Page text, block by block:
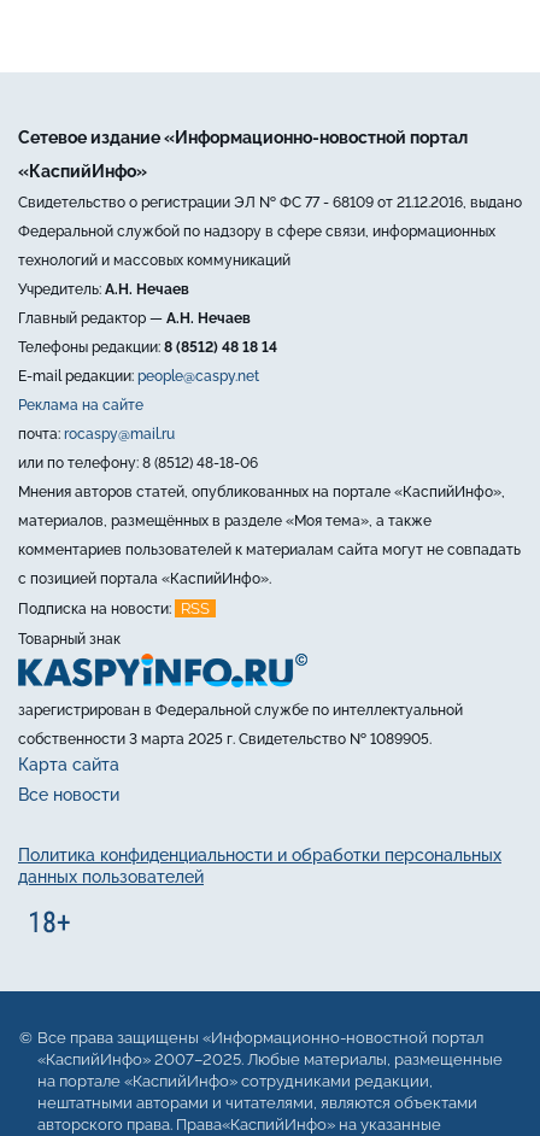
Сетевое издание «Информационно-новостной портал
«КаспийИнфо»
Свидетельство о регистрации ЭЛ № ФС 77 - 68109 от 21.12.2016, выдано
Федеральной службой по надзору в сфере связи, информационных
технологий и массовых коммуникаций
Учредитель: А.Н. Нечаев
Главный редактор — А.Н. Нечаев
Телефоны редакции: 8 (8512) 48 18 14
E-mail редакции: people@caspy.net
Реклама на сайте
почта: rocaspy@mail.ru
или по телефону: 8 (8512) 48-18-06
Мнения авторов статей, опубликованных на портале «КаспийИнфо»,
материалов, размещённых в разделе «Моя тема», а также
комментариев пользователей к материалам сайта могут не совпадать
с позицией портала «КаспийИнфо».
Подписка на новости:
RSS
Товарный знак
зарегистрирован в Федеральной службе по интеллектуальной
собственности 3 марта 2025 г. Свидетельство № 1089905.
Карта сайта
Все новости
Политика конфиденциальности и обработки персональных
данных пользователей
Все права защищены «Информационно-новостной портал
«КаспийИнфо» 2007–2025. Любые материалы, размещенные
на портале «КаспийИнфо» сотрудниками редакции,
нештатными авторами и читателями, являются объектами
авторского права. Права«КаспийИнфо» на указанные